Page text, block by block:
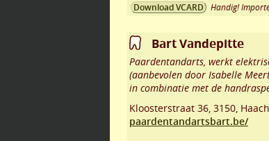
Download VCARD Handig!
Bart Vandepitte
Paardentandarts, werkt
(aanbevolen door Isabelle
in combinatie met de
Kloosterstraat 36 3150
paardentandartsbart.be/